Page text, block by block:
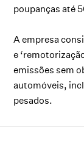
poupanças até
A empresa
e
emissões sem
automóveis,
pesados.